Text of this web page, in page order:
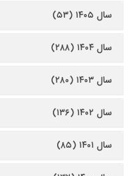
سال ۱۴۰۵ (۵۳)
سال ۱۴۰۴ (۲۸۸)
سال ۱۴۰۳ (۲۸۰)
سال ۱۴۰۲ (۱۳۶)
سال ۱۴۰۱ (۸۵)